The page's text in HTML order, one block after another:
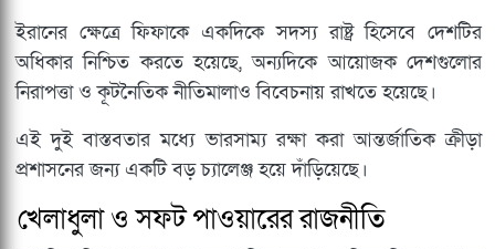
ইরানের ক্ষেত্রে ফিফাকে একদিকে সদস্য রাষ্ট্র হিসেবে দেশটির
অধিকার নিশ্চিত করতে হয়েছে, অন্যদিকে আয়োজক দেশগুলোর
নিরাপত্তা ও কূটনৈতিক নীতিমালাও বিবেচনায় রাখতে হয়েছে।
এই দুই বাস্তবতার মধ্যে ভারসাম্য রক্ষা করা আন্তর্জাতিক ক্রীড়া
প্রশাসনের জন্য একটি বড় চ্যালেঞ্জ হয়ে দাঁড়িয়েছে।
খেলাধুলা ও সফট পাওয়ারের রাজনীতি